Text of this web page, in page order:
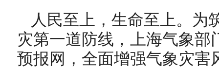
人民至上，生命至上。为
灾第一道防线，上海气象部
预报网，全面增强气象灾害